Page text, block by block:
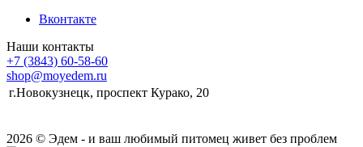
Вконтакте
Наши контакты
+7 (3843) 60-58-60
shop@moyedem.ru
г.Новокузнецк, проспект Курако, 20
2026 © Эдем - и ваш любимый питомец живет без проблем